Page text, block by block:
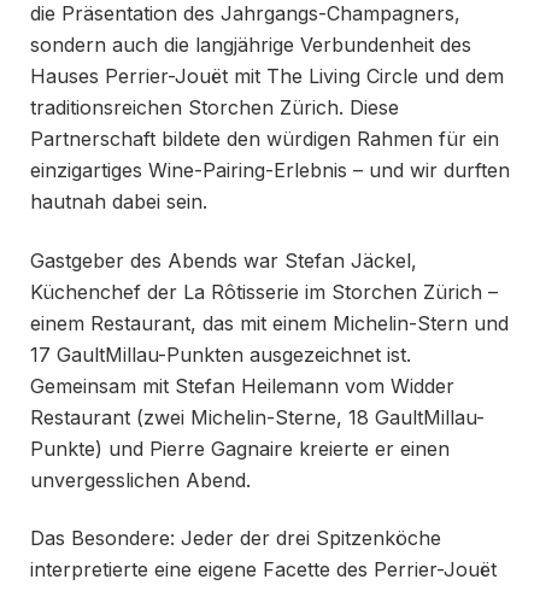
die Präsentation des Jahrgangs-Champagners,
sondern auch die langjährige Verbundenheit des
Hauses Perrier-Jouët mit The Living Circle und dem
traditionsreichen Storchen Zürich. Diese
Partnerschaft bildete den würdigen Rahmen für ein
einzigartiges Wine-Pairing-Erlebnis – und wir durften
hautnah dabei sein.
Gastgeber des Abends war Stefan Jäckel,
Küchenchef der La Rôtisserie im Storchen Zürich –
einem Restaurant, das mit einem Michelin-Stern und
17 GaultMillau-Punkten ausgezeichnet ist.
Gemeinsam mit Stefan Heilemann vom Widder
Restaurant (zwei Michelin-Sterne, 18 GaultMillau-
Punkte) und Pierre Gagnaire kreierte er einen
unvergesslichen Abend.
Das Besondere: Jeder der drei Spitzenköche
interpretierte eine eigene Facette des Perrier-Jouët